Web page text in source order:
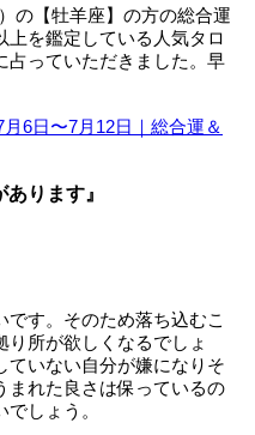
の【牡羊座】の方の総合運
上を鑑定している人気タロ
占っていただきました。早
6日〜7月12日｜総合運＆
ります』
す。そのため落ち込むこ
り所が欲しくなるでしょ
ていない自分が嫌になりそ
まれた良さは保っているの
しょう。